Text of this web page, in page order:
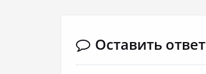
Оставить ответ